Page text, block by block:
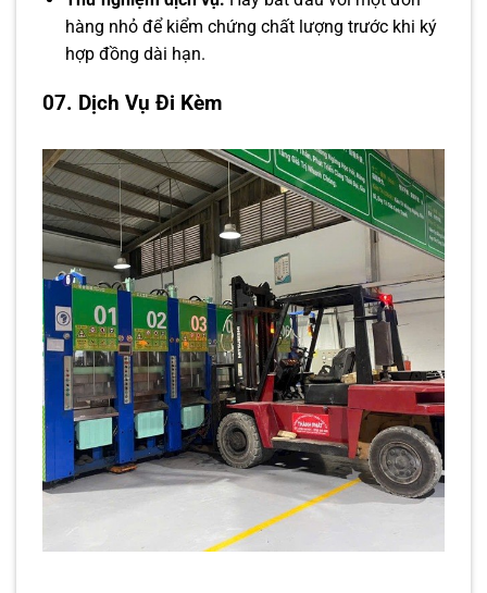
hàng nhỏ để kiểm chứng chất lượng trước khi ký
hợp đồng dài hạn.
07. Dịch Vụ Đi Kèm